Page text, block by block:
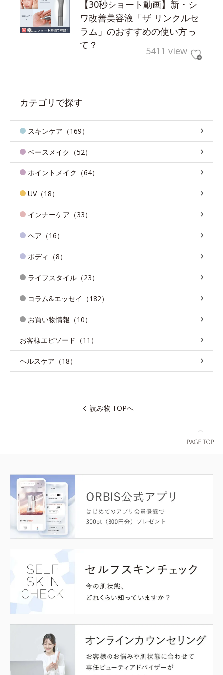
【30秒ショート動画】新・シ
ワ改善美容液「ザ リンクルセ
ラム」のおすすめの使い方っ
て？
5411 view
カテゴリで探す
スキンケア（169）
ベースメイク（52）
ポイントメイク（64）
UV（18）
インナーケア（33）
ヘア（16）
ボディ（8）
ライフスタイル（23）
コラム&エッセイ（182）
お買い物情報（10）
お客様エピソード（11）
ヘルスケア（18）
読み物 TOPへ